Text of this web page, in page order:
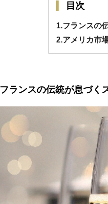
目次
1.フランスの
2.アメリカ市
フランスの伝統が息づく